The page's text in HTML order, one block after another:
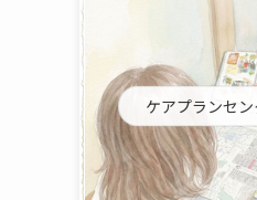
ケアプランセ